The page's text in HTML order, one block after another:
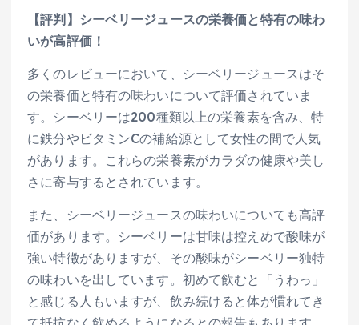
【評判】シーベリージュースの栄養価と特有の味わ
いが高評価！
多くのレビューにおいて、シーベリージュースはそ
の栄養価と特有の味わいについて評価されていま
す。シーベリーは200種類以上の栄養素を含み、特
に鉄分やビタミンCの補給源として女性の間で人気
があります。これらの栄養素がカラダの健康や美し
さに寄与するとされています。
また、シーベリージュースの味わいについても高評
価があります。シーベリーは甘味は控えめで酸味が
強い特徴がありますが、その酸味がシーベリー独特
の味わいを出しています。初めて飲むと「うわっ」
と感じる人もいますが、飲み続けると体が慣れてき